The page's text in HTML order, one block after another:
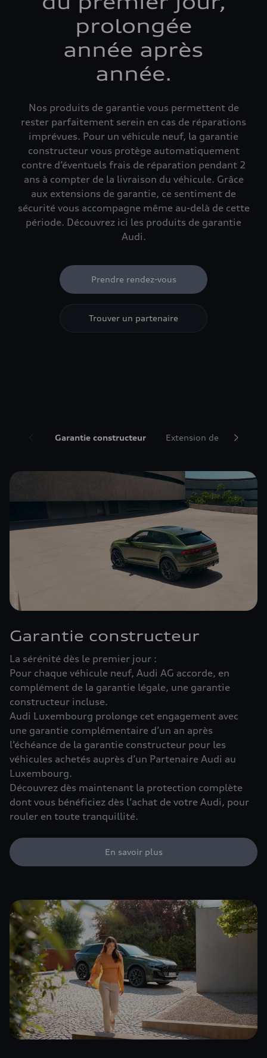
prolongée
année après
année.
Nos produits de garantie vous permettent de
rester parfaitement serein en cas de réparations
imprévues. Pour un véhicule neuf, la garantie
constructeur vous protège automatiquement
contre d’éventuels frais de réparation pendant 2
ans à compter de la livraison du véhicule. Grâce
aux extensions de garantie, ce sentiment de
sécurité vous accompagne même au-delà de cette
période. Découvrez ici les produits de garantie
Audi.
Prendre rendez-vous
Trouver un partenaire
Garantie constructeur Extension de garantie
Garantie constructeur
La sérénité dès le premier jour :
Pour chaque véhicule neuf, Audi AG accorde, en
complément de la garantie légale, une garantie
constructeur incluse.
Audi Luxembourg prolonge cet engagement avec
une garantie complémentaire d’un an après
l’échéance de la garantie constructeur pour les
véhicules achetés auprès d’un Partenaire Audi au
Luxembourg.
Découvrez dès maintenant la protection complète
dont vous bénéficiez dès l’achat de votre Audi, pour
rouler en toute tranquillité.
En savoir plus